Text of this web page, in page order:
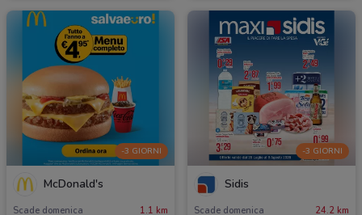
-3 GIORNI
McDonald's
Scade domenica 1.1 km
-3 GIORNI
Sidis
Scade domenica 24.2 km